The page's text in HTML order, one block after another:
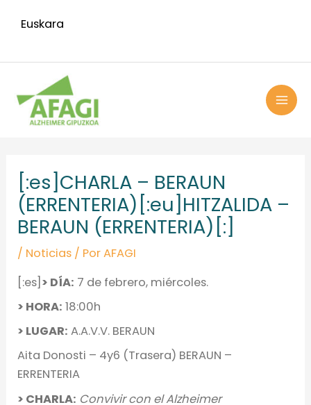
Euskara
[:es]CHARLA – BERAUN
(ERRENTERIA)[:eu]HITZALIDA –
BERAUN (ERRENTERIA)[:]
/ Noticias / PorAFAGI
[:es] > DÍA: 7 de febrero, miércoles.
> HORA: 18:00h
> LUGAR: A.A.V.V. BERAUN
Aita Donosti – 4y6 (Trasera) BERAUN –
ERRENTERIA
> CHARLA: Convivir con el Alzheimer
entradas